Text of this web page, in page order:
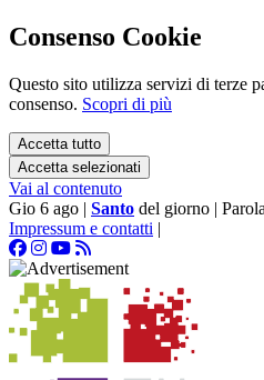
Consenso Cookie
Questo sito utilizza servizi di terze
consenso. Scopri di più
Accetta tutto
Accetta selezionati
Vai al contenuto
Gio 6 ago | Santo del giorno |
Impressum e contatti |